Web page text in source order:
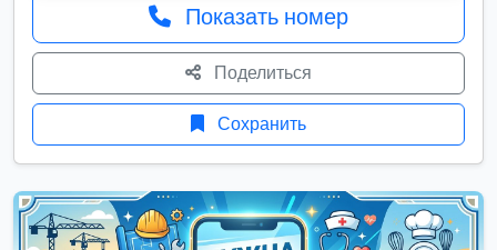
Показать номер
Поделиться
Сохранить